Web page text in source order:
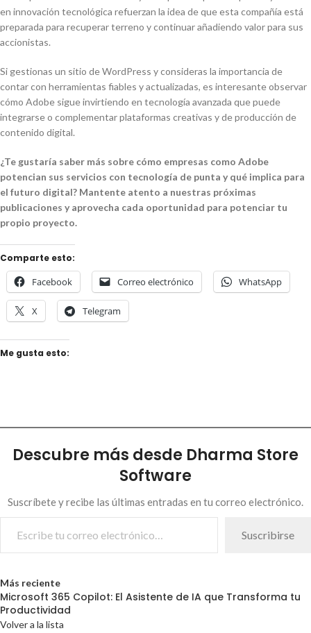
en innovación tecnológica refuerzan la idea de que esta compañía está
preparada para recuperar terreno y continuar añadiendo valor para sus
accionistas.
Si gestionas un sitio de WordPress y consideras la importancia de
contar con herramientas fiables y actualizadas, es interesante observar
cómo Adobe sigue invirtiendo en tecnología avanzada que puede
integrarse o complementar plataformas creativas y de producción de
contenido digital.
¿Te gustaría saber más sobre cómo empresas como Adobe
potencian sus servicios con tecnología de punta y qué implica para
el futuro digital? Mantente atento a nuestras próximas
publicaciones y aprovecha cada oportunidad para potenciar tu
propio proyecto.
Comparte esto:
Facebook Correo electrónico WhatsApp
X Telegram
Me gusta esto:
Descubre más desde Dharma Store
Software
Suscríbete y recibe las últimas entradas en tu correo electrónico.
Suscribirse
Más reciente
Microsoft 365 Copilot: El Asistente de IA que Transforma tu
Productividad
Volver a la lista